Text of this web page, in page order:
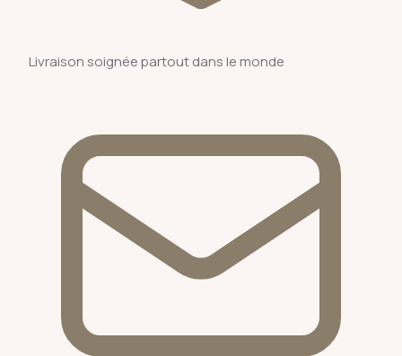
Livraison soignée partout dans le monde